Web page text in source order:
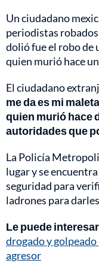
Un ciudadano
periodistas
dolió fue el robo de
quien murió hace
El ciudadano
me da es mi
quien murió hace
autoridades que
La Policía
lugar y se
seguridad para
ladrones para
Le puede
drogado y
agresor